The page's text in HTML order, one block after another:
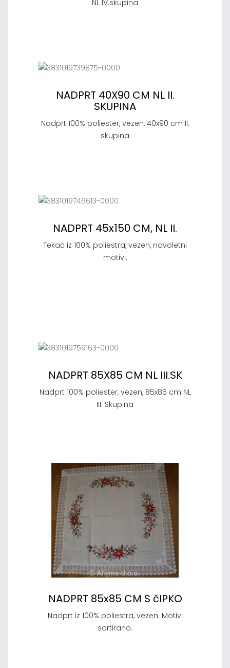
NL IV.skupina
NADPRT 40X90 CM NL II.
SKUPINA
Nadprt 100% poliester, vezen, 40x90 cm II.
skupina
NADPRT 45x150 CM, NL II.
Tekač iz 100% poliestra, vezen, novoletni
motivi.
NADPRT 85X85 CM NL III.SK
Nadprt 100% poliester, vezen, 85x85 cm NL
III. Skupina
NADPRT 85x85 CM S čIPKO
Nadprt iz 100% poliestra, vezen. Motivi
sortirano.